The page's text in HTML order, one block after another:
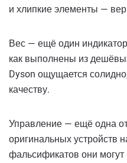
и хлипкие элементы —
Вес — ещё один
как выполнены из
Dyson ощущается
качеству.
Управление — ещё одна
оригинальных устройств
фальсификатов они могут